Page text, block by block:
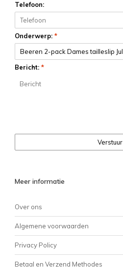
Telefoon:
Onderwerp: *
Bericht: *
Verstuur
Meer informatie
Over ons
Algemene voorwaarden
Privacy Policy
Betaal en Verzend Methodes